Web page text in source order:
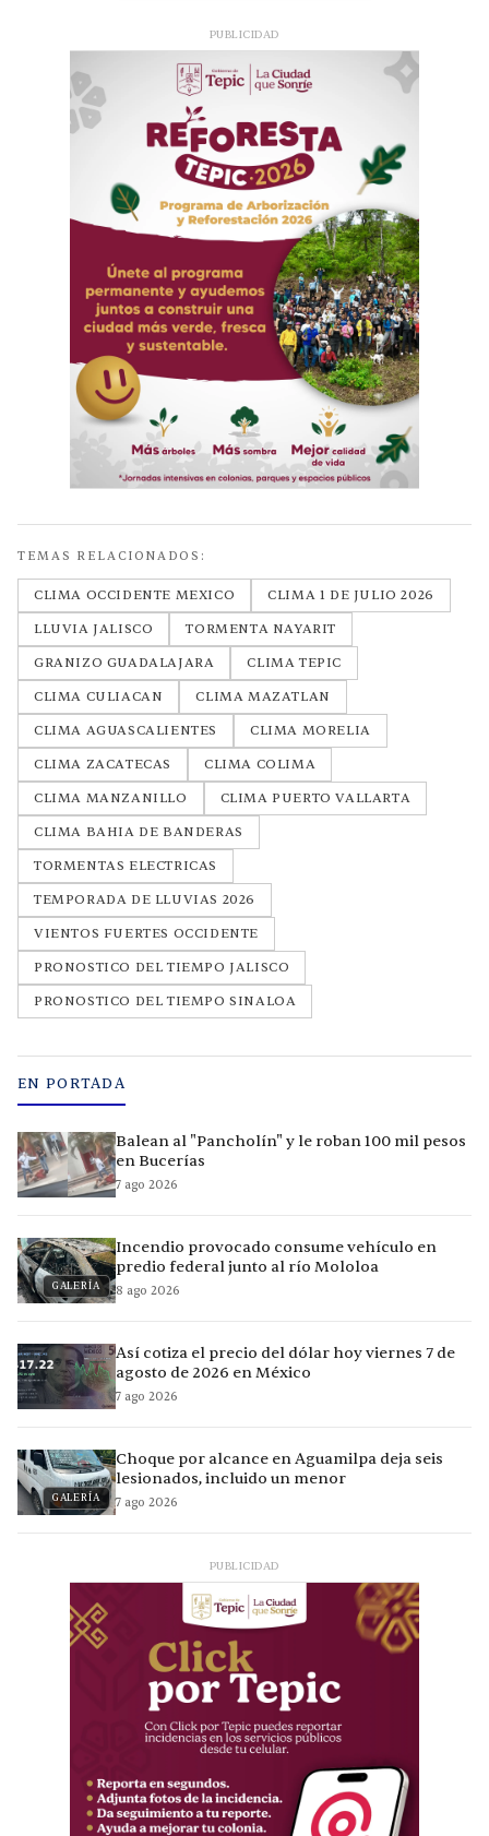
PUBLICIDAD
TEMAS RELACIONADOS:
CLIMA OCCIDENTE MEXICO
CLIMA 1 DE JULIO 2026
LLUVIA JALISCO
TORMENTA NAYARIT
GRANIZO GUADALAJARA
CLIMA TEPIC
CLIMA CULIACAN
CLIMA MAZATLAN
CLIMA AGUASCALIENTES
CLIMA MORELIA
CLIMA ZACATECAS
CLIMA COLIMA
CLIMA MANZANILLO
CLIMA PUERTO VALLARTA
CLIMA BAHIA DE BANDERAS
TORMENTAS ELECTRICAS
TEMPORADA DE LLUVIAS 2026
VIENTOS FUERTES OCCIDENTE
PRONOSTICO DEL TIEMPO JALISCO
PRONOSTICO DEL TIEMPO SINALOA
EN PORTADA
Balean al "Pancholín" y le roban 100 mil pesos
en Bucerías
7 ago 2026
GALERÍA
Incendio provocado consume vehículo en
predio federal junto al río Mololoa
8 ago 2026
Así cotiza el precio del dólar hoy viernes 7 de
agosto de 2026 en México
7 ago 2026
GALERÍA
Choque por alcance en Aguamilpa deja seis
lesionados, incluido un menor
7 ago 2026
PUBLICIDAD